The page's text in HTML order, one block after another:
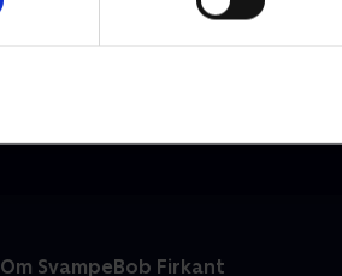
Om SvampeBob Firkant